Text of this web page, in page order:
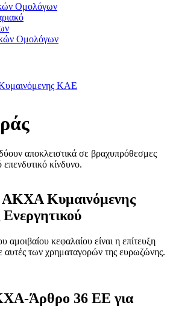
Ομολόγων
Ομολόγων
ΚΑΕ
αποκλειστικά σε βραχυπρόθεσμες
κίνδυνο.
Κυμαινόμενης
αμοιβαίου κεφαλαίου είναι η επίτευξη
των χρηματαγορών της ευρωζώνης.
Άρθρο 36 ΕΕ για